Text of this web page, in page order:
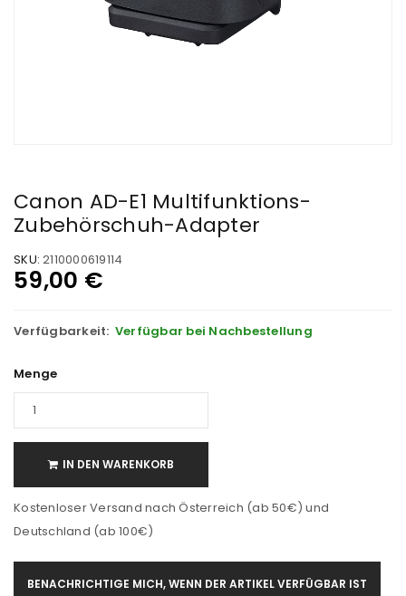
Canon AD-E1 Multifunktions-
Zubehörschuh-Adapter
SKU: 2110000619114
59,00 €
Verfügbarkeit: Verfügbar bei Nachbestellung
Menge
IN DEN WARENKORB
Kostenloser Versand nach Österreich (ab 50€) und
Deutschland (ab 100€)
BENACHRICHTIGE MICH, WENN DER ARTIKEL VERFÜGBAR IST